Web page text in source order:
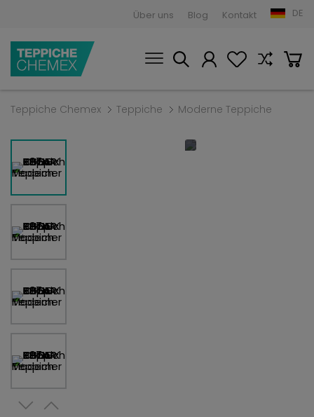
Über uns Blog Kontakt DE
Teppiche Chemex Teppiche Moderne Teppiche